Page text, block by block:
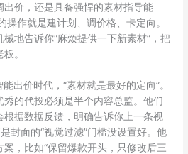
出价，还是具备强悍的素材指导能
操作就是建计划、调价格、卡定向。
地告诉你“麻烦提供一下新素材”，把
。
出价时代，“素材就是最好的定向”。
的代投必须是半个内容总监。他们
据数据反馈，明确告诉你上一条视
封面的“视觉过滤”门槛没设置好。他
，比如“保留爆款开头，只修改后三